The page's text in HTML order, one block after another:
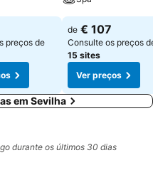
preços de
de € 107
Consulte os preços
15 sites
Ver preços
em Sevilha
durante os últimos 30 dias